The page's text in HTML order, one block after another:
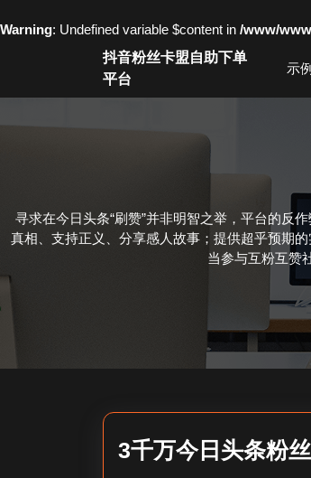
Warning: Undefined variable $content in /www/
抖音粉丝卡盟自助下单
平台
示
寻求在今日头条“刷赞”并非明智之举，平台的反
真相、支持正义、分享感人故事；提供超乎预期
当参与互粉互赞
3千万今日头条粉